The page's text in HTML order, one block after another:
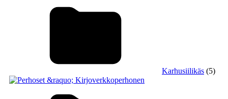
Karhusiilikäs (5)